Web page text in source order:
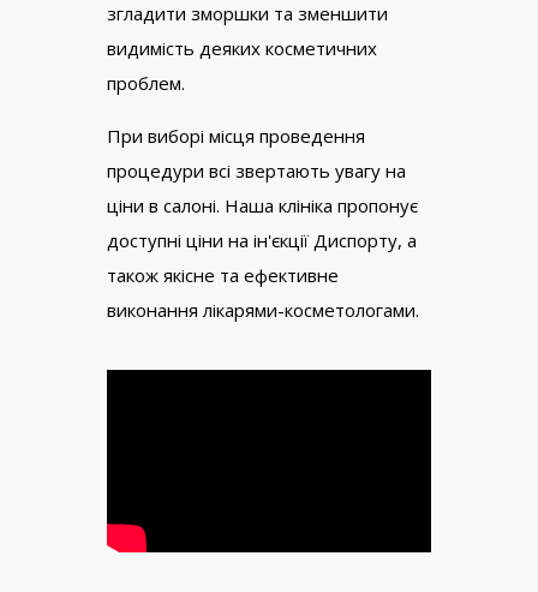
згладити зморшки та зменшити
видимість деяких косметичних
проблем.
При виборі місця проведення
процедури всі звертають увагу на
ціни в салоні. Наша клініка пропонує
доступні ціни на ін'єкції Диспорту, а
також якісне та ефективне
виконання лікарями-косметологами.